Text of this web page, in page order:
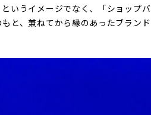
いうイメージでなく、「ショップ
と、兼ねてから縁のあったブラン